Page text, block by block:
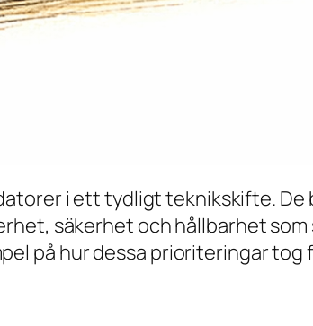
i ett tydligt teknikskifte.
säkerhet och hållbarhet som
på hur dessa prioriteringar tog